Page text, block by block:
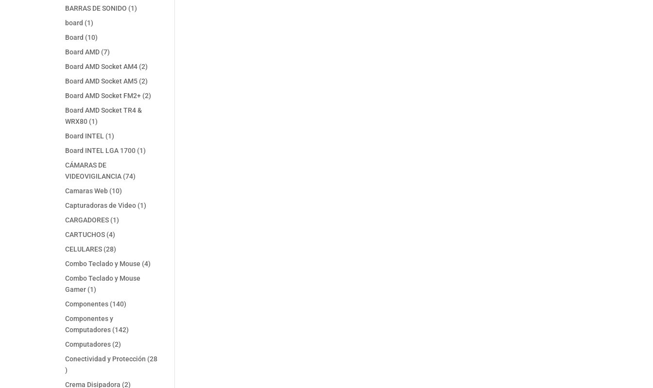
producto
BARRAS DE SONIDO 11
board 11
producto
Board 1010
productos
Board AMD 77
productos
Board AMD Socket AM4 22
productos
Board AMD Socket AM5 22
productos
Board AMD Socket FM2+ 22
Board AMD Socket TR4 &
WRX80 11
producto
Board INTEL 11
producto
Board INTEL LGA 1700 11
CÁMARAS DE
VIDEOVIGILANCIA 7474
Camaras Web 1010
productos
Capturadoras de Video 11
CARGADORES 11
CARTUCHOS 44
productos
CELULARES 2828
productos
Combo Teclado y Mouse 44
Combo Teclado y Mouse
Gamer 11
producto
Componentes 140140
Componentes y
Computadores 142142
Computadores 22
productos
Conectividad y Protección 28
28
productos
Crema Disipadora 22